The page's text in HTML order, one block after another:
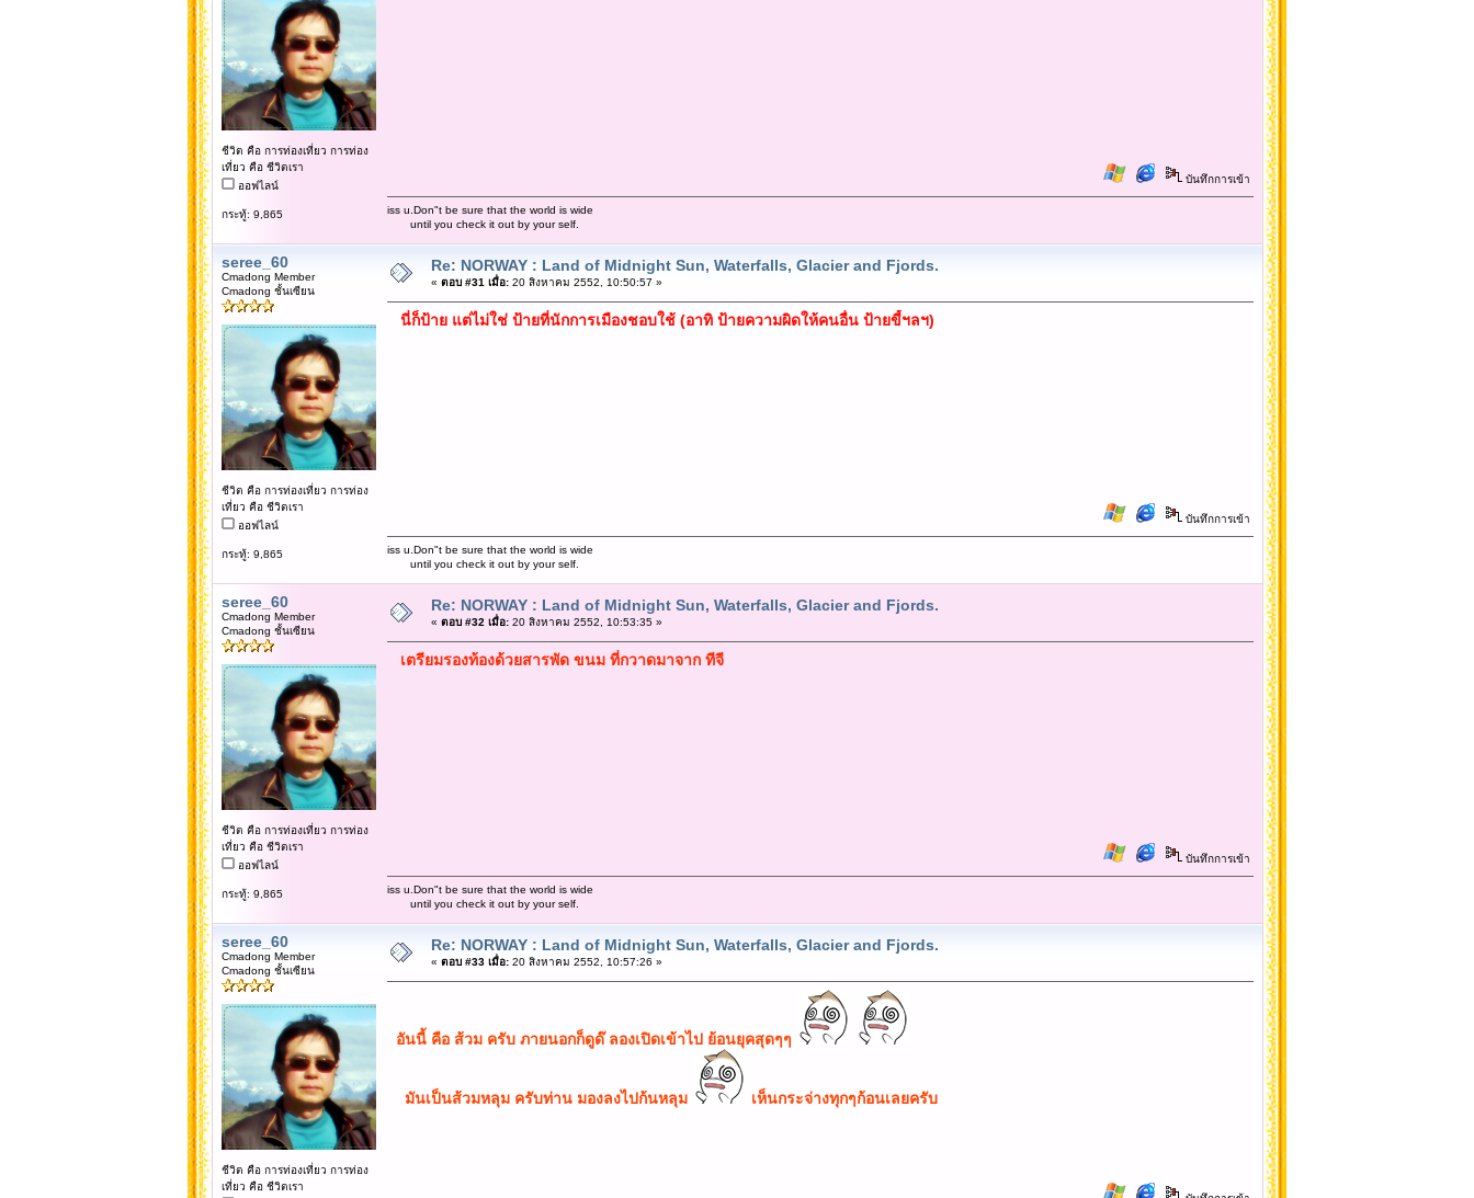
ชีวิต คือ การท่องเที่ยว การท่อง
เที่ยว คือ ชีวิตเรา
ออฟไลน์
กระทู้: 9,865
บันทึกการเข้า
iss u.Don"t be sure that the world is wide
until you check it out by your self.
seree_60
Cmadong Member
Cmadong ชั้นเซียน
ชีวิต คือ การท่องเที่ยว การท่อง
เที่ยว คือ ชีวิตเรา
ออฟไลน์
กระทู้: 9,865
Re: NORWAY : Land of Midnight Sun, Waterfalls, Glacier and Fjords.
« ตอบ #31 เมื่อ:20 สิงหาคม 2552, 10:50:57 »
นี่ก็ป้าย แต่ไม่ใช่ ป้ายที่นักการเมืองชอบใช้ (อาทิ ป้ายความผิดให้คนอื่น ป้ายขี้ฯลฯ)
บันทึกการเข้า
iss u.Don"t be sure that the world is wide
until you check it out by your self.
seree_60
Cmadong Member
Cmadong ชั้นเซียน
ชีวิต คือ การท่องเที่ยว การท่อง
เที่ยว คือ ชีวิตเรา
ออฟไลน์
กระทู้: 9,865
Re: NORWAY : Land of Midnight Sun, Waterfalls, Glacier and Fjords.
« ตอบ #32 เมื่อ:20 สิงหาคม 2552, 10:53:35 »
เตรียมรองท้องด้วยสารพัด ขนม ที่กวาดมาจาก ทีจี
บันทึกการเข้า
iss u.Don"t be sure that the world is wide
until you check it out by your self.
seree_60
Cmadong Member
Cmadong ชั้นเซียน
ชีวิต คือ การท่องเที่ยว การท่อง
เที่ยว คือ ชีวิตเรา
Re: NORWAY : Land of Midnight Sun, Waterfalls, Glacier and Fjords.
« ตอบ #33 เมื่อ:20 สิงหาคม 2552, 10:57:26 »
อันนี้ คือ ส้วม ครับ ภายนอกก็ดูด๊ ลองเปิดเข้าไป ย้อนยุคสุดๆๆ
มันเป็นส้วมหลุม ครับท่าน มองลงไปก้นหลุม เห็นกระจ่างทุกๆก้อนเลยครับ